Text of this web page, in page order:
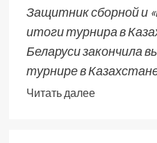
Защитник сборной и
итоги турнира в
Беларуси закончила
турнире в
Читать далее